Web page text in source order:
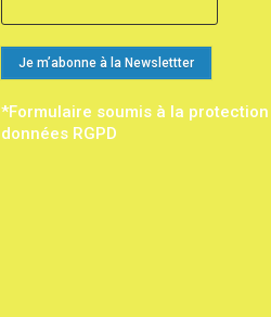
*Formulaire soumis à la
données RGPD